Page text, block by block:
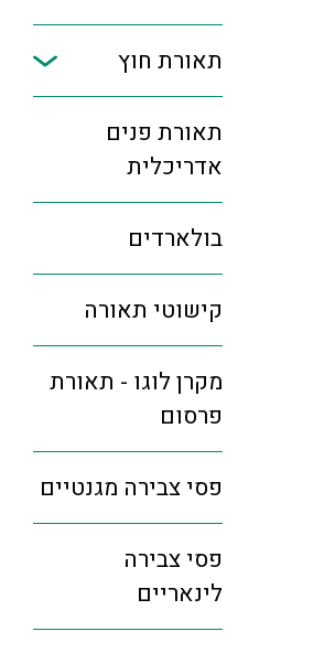
תאורת חוץ
תאורת פנים
אדריכלית
בולארדים
קישוטי תאורה
מקרן לוגו - תאורת
פרסום
פסי צבירה מגנטיים
פסי צבירה
לינאריים